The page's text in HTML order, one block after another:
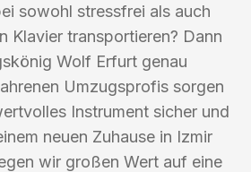
sowohl stressfrei als auch
Klavier transportieren? Dann
Wolf Erfurt genau
Umzugsprofis sorgen
Instrument sicher und
neuen Zuhause in Izmir
wir großen Wert auf eine